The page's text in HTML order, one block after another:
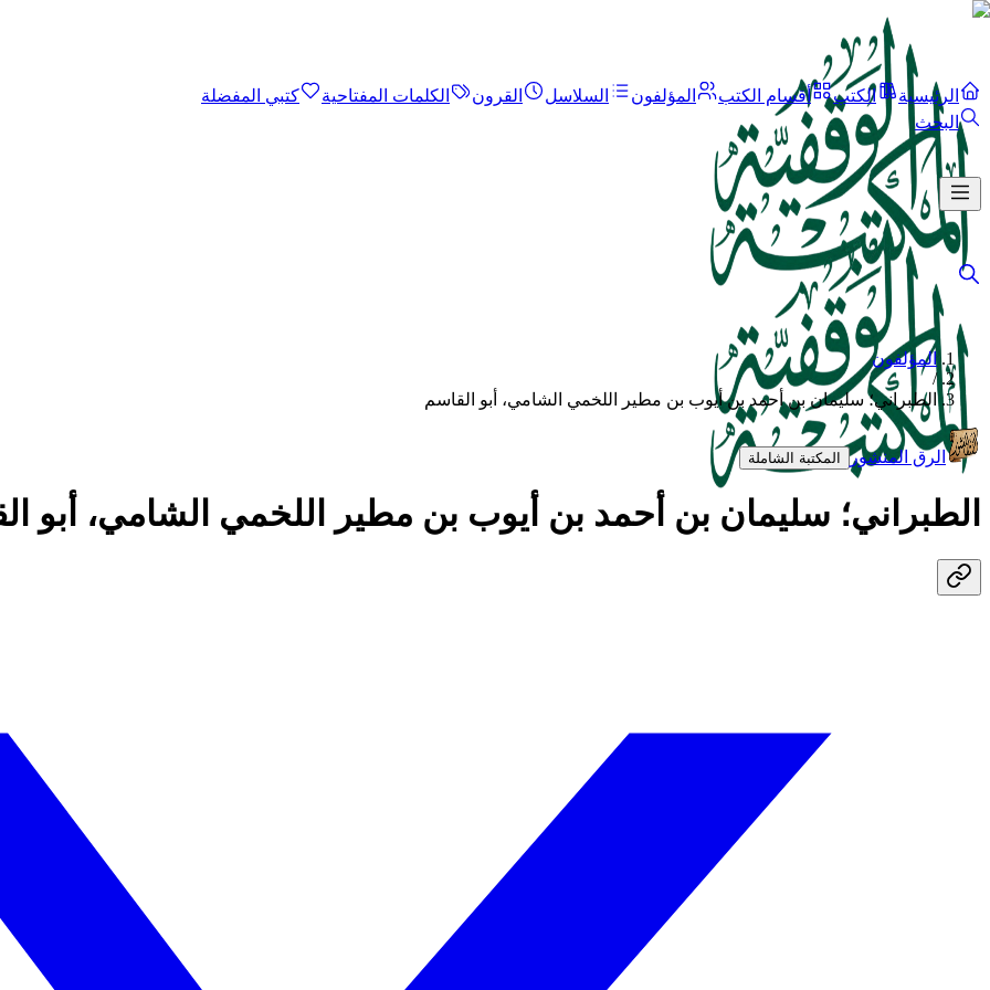
الرئيسية الكتب أقسام الكتب المؤلفون السلاسل القرون الكلمات المفتاحية
كتبي المفضلة
البحث
المؤلفون
/
الطبراني؛ سليمان بن أحمد بن أيوب بن مطير اللخمي الشامي، أبو القاسم
الرق المنشور المكتبة الشاملة
الطبراني؛ سليمان بن أحمد بن أيوب بن مطير اللخمي الشامي، أبو